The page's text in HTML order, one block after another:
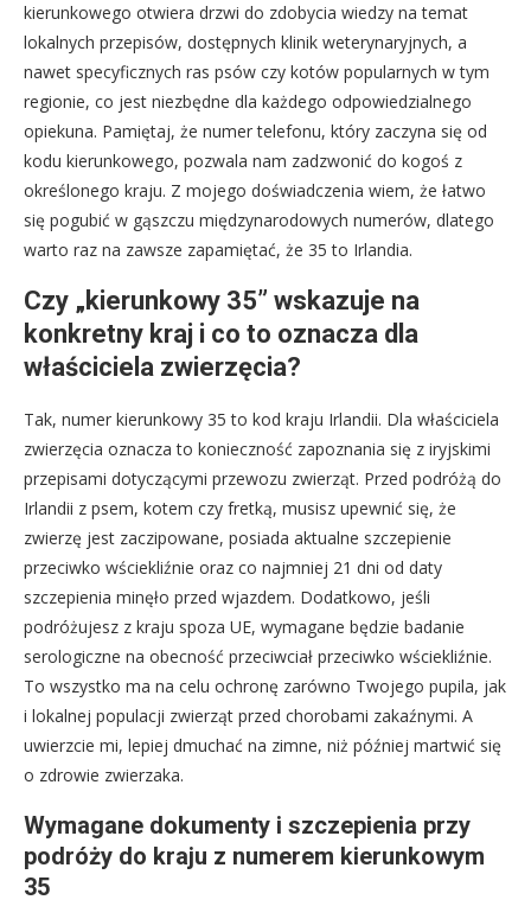
kierunkowego otwiera drzwi do zdobycia wiedzy na temat
lokalnych przepisów, dostępnych klinik weterynaryjnych, a
nawet specyficznych ras psów czy kotów popularnych w tym
regionie, co jest niezbędne dla każdego odpowiedzialnego
opiekuna. Pamiętaj, że numer telefonu, który zaczyna się od
kodu kierunkowego, pozwala nam zadzwonić do kogoś z
określonego kraju. Z mojego doświadczenia wiem, że łatwo
się pogubić w gąszczu międzynarodowych numerów, dlatego
warto raz na zawsze zapamiętać, że 35 to Irlandia.
Czy „kierunkowy 35” wskazuje na
konkretny kraj i co to oznacza dla
właściciela zwierzęcia?
Tak, numer kierunkowy 35 to kod kraju Irlandii. Dla właściciela
zwierzęcia oznacza to konieczność zapoznania się z iryjskimi
przepisami dotyczącymi przewozu zwierząt. Przed podróżą do
Irlandii z psem, kotem czy fretką, musisz upewnić się, że
zwierzę jest zaczipowane, posiada aktualne szczepienie
przeciwko wściekliźnie oraz co najmniej 21 dni od daty
szczepienia minęło przed wjazdem. Dodatkowo, jeśli
podróżujesz z kraju spoza UE, wymagane będzie badanie
serologiczne na obecność przeciwciał przeciwko wściekliźnie.
To wszystko ma na celu ochronę zarówno Twojego pupila, jak
i lokalnej populacji zwierząt przed chorobami zakaźnymi. A
uwierzcie mi, lepiej dmuchać na zimne, niż później martwić się
o zdrowie zwierzaka.
Wymagane dokumenty i szczepienia przy
podróży do kraju z numerem kierunkowym
35